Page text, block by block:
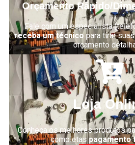
Orçamento Rápido/
Fale com um especialista
receba um técnico para tirar
orçamento
Loja
Conheça os melhores produtos
completaspagamento